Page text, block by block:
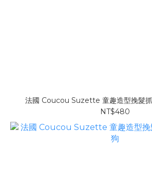
法國 Coucou Suzette 童趣造型挽髮
NT$480